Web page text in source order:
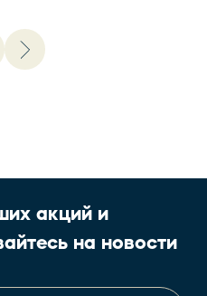
акций и
на новости